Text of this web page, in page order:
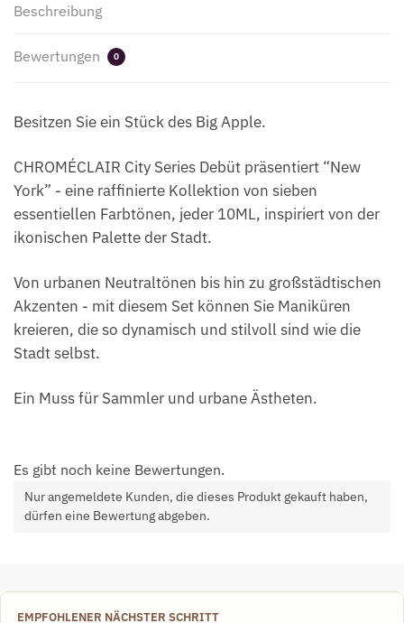
Beschreibung
Bewertungen 0
Besitzen Sie ein Stück des Big Apple.
CHROMÉCLAIR City Series Debüt präsentiert “New
York” - eine raffinierte Kollektion von sieben
essentiellen Farbtönen, jeder 10ML, inspiriert von der
ikonischen Palette der Stadt.
Von urbanen Neutraltönen bis hin zu großstädtischen
Akzenten - mit diesem Set können Sie Maniküren
kreieren, die so dynamisch und stilvoll sind wie die
Stadt selbst.
Ein Muss für Sammler und urbane Ästheten.
Es gibt noch keine Bewertungen.
Nur angemeldete Kunden, die dieses Produkt gekauft haben,
dürfen eine Bewertung abgeben.
EMPFOHLENER NÄCHSTER SCHRITT